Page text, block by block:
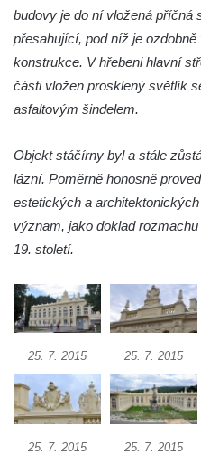
Budova banky na náměstí
Hradci Králové
Bývalý palác Občanské
Kopečku v Hradci Králové
Bývalý palác Záložního
Bývalá Státní odborná škola
Hradci Králové
Budova muzea v Hradci
Tyršův dům v Tyršově ulici v
v Mělníku
Knihtiskárna Jiřího Jelena v
Mělníku
Dům čp. 27 na náměstí Míru
Dům U Zlatého hroznu na
budovy je do ní vložená příčná
přesahující, pod níž je
konstrukce. V hřebeni hlavní
části vložen prosklený světlík
asfaltovým šindelem.
Objekt stáčírny byl a stále
lázní. Poměrně honosně
estetických a
význam, jako doklad
19. století.
25. 7. 2015 25. 7. 2015
25. 7. 2015 25. 7. 2015